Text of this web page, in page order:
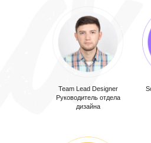
Team Lead Designer
Руководитель отдела
дизайна